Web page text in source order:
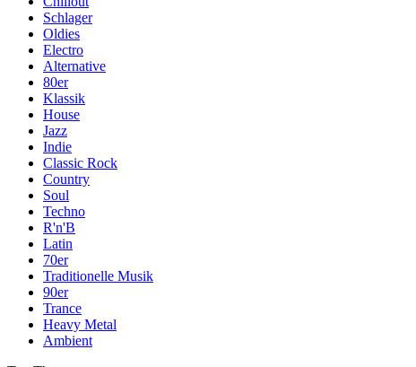
Schlager
Oldies
Electro
Alternative
80er
Klassik
House
Jazz
Indie
Classic Rock
Country
Soul
Techno
R'n'B
Latin
70er
Traditionelle Musik
90er
Trance
Heavy Metal
Ambient